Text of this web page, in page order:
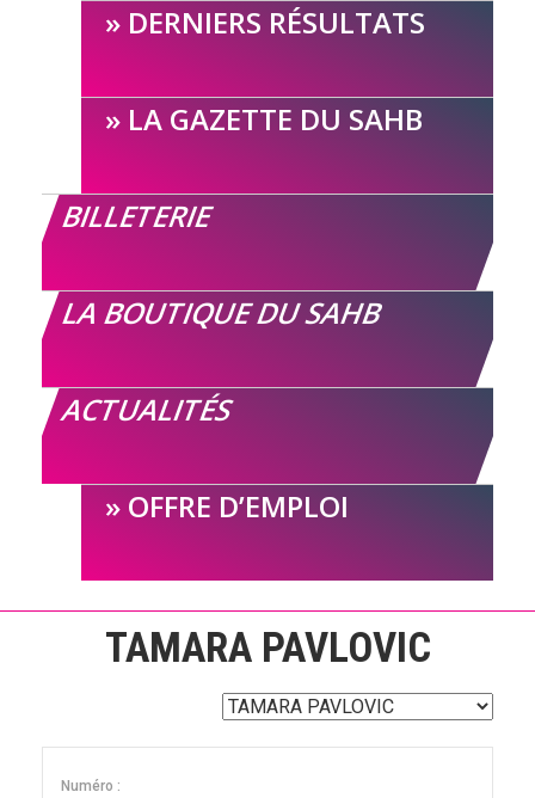
DERNIERS RÉSULTATS
LA GAZETTE DU SAHB
BILLETERIE
LA BOUTIQUE DU SAHB
ACTUALITÉS
OFFRE D’EMPLOI
TAMARA PAVLOVIC
Numéro :